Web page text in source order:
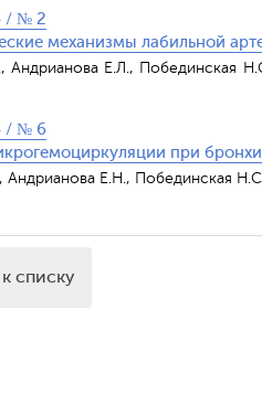
/ № 2
механизмы лабильной
Андрианова Е.Л., Побединская
/ № 6
при
Андрианова Е.Н., Побединская
списку